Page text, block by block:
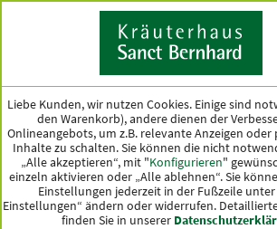
Land
Ok
KATEGORIEN ANGEBOTE
Liebe Kunden, wir nutzen Cookies. Einige sind
den Warenkorb), andere dienen der
Onlineangebots, um z.B. relevante Anzeigen
Inhalte zu schalten. Sie können die nicht
„Alle akzeptieren“, mit "Konfigurieren"
einzeln aktivieren oder „Alle ablehnen“. Sie
Einstellungen jederzeit in der Fußzeile unter
Einstellungen“ ändern oder widerrufen.
finden Sie in unserer